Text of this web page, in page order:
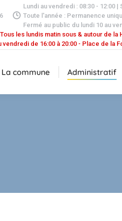
Lundi au vendredi : 08:30 - 12:00 |
Toute l'année : Permanence
Fermé au public du lundi 10 au
Tous les lundis matin sous & autour de
de 16:00 à 20:00 - Place de la
La commune Administratif